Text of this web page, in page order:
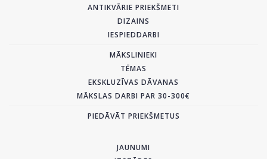
ANTIKVĀRIE PRIEKŠMETI
DIZAINS
IESPIEDDARBI
MĀKSLINIEKI
TĒMAS
EKSKLUZĪVAS DĀVANAS
MĀKSLAS DARBI PAR 30-300€
PIEDĀVĀT PRIEKŠMETUS
JAUNUMI